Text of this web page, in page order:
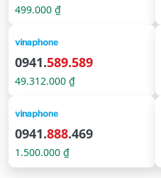
499.000 ₫
0941.589.589
49.312.000 ₫
0941.888.469
1.500.000 ₫